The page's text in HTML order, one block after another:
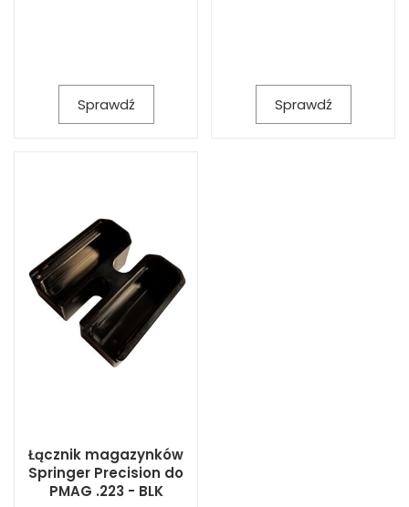
Sprawdź Sprawdź
Łącznik magazynków
Springer Precision do
PMAG .223 - BLK